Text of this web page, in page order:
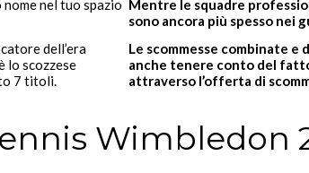
nel tuo spazio Mentre le squadre
sono ancora più spesso nei
dell’era
lo scozzese
7 titoli.
Le scommesse combinate e
anche tenere conto del
attraverso l’offerta di
Wimbledon